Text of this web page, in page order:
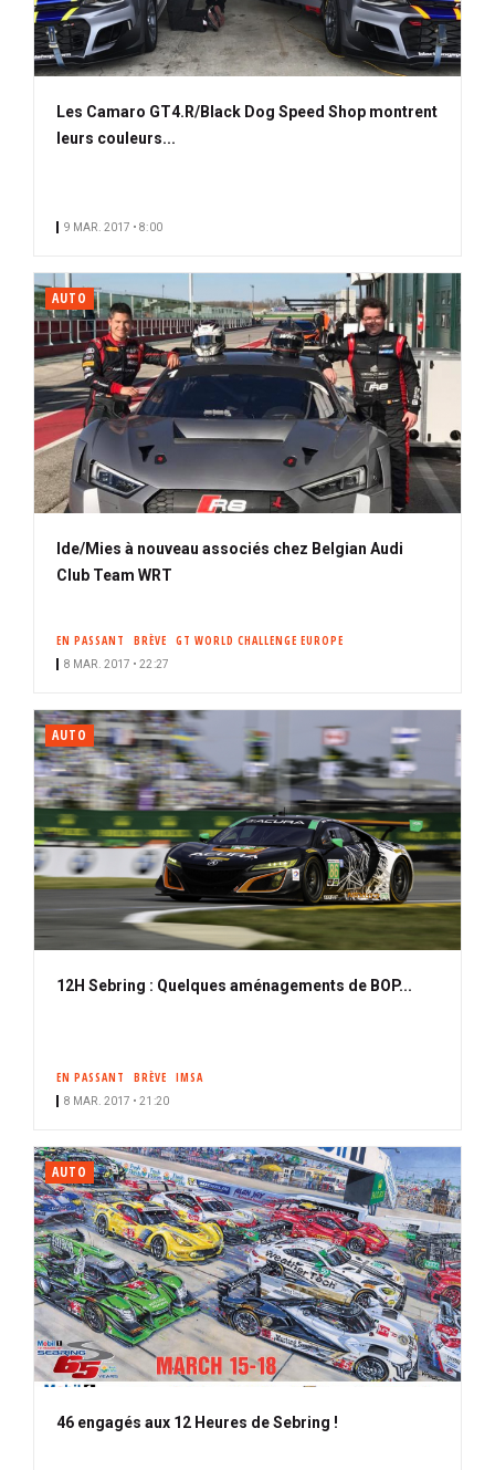
Les Camaro GT4.R/Black Dog Speed Shop montrent
leurs couleurs...
9 MAR. 2017 • 8:00
AUTO
Ide/Mies à nouveau associés chez Belgian Audi
Club Team WRT
EN PASSANT BRÈVE GT WORLD CHALLENGE EUROPE
8 MAR. 2017 • 22:27
AUTO
12H Sebring : Quelques aménagements de BOP...
EN PASSANT BRÈVE IMSA
8 MAR. 2017 • 21:20
AUTO
46 engagés aux 12 Heures de Sebring !